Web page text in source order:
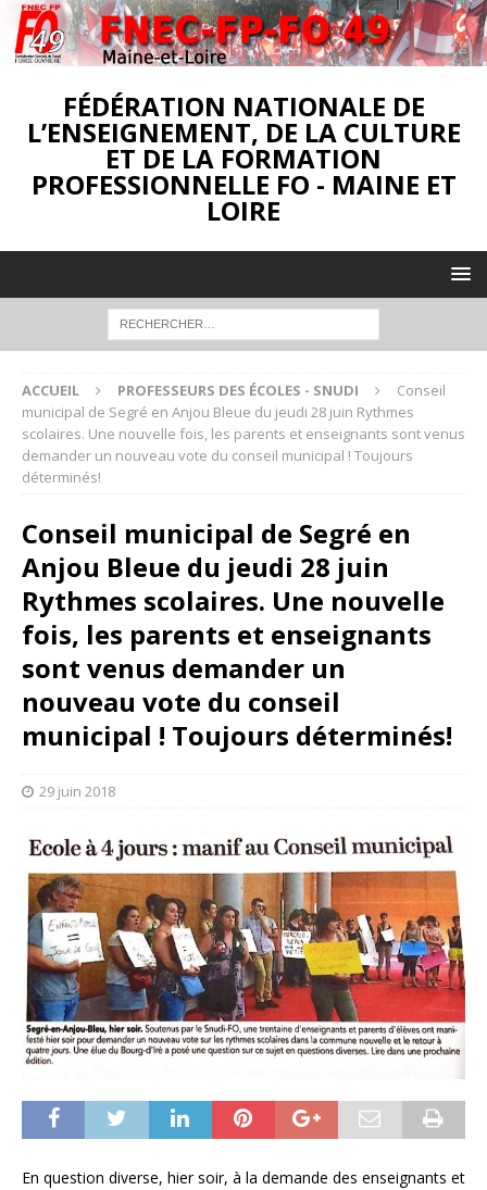
FÉDÉRATION NATIONALE DE
L’ENSEIGNEMENT, DE LA CULTURE
ET DE LA FORMATION
PROFESSIONNELLE FO - MAINE ET
LOIRE
ACCUEIL PROFESSEURS DES ÉCOLES - SNUDI
Conseil
municipal de Segré en Anjou Bleue du jeudi 28 juin Rythmes
scolaires. Une nouvelle fois, les parents et enseignants sont venus
demander un nouveau vote du conseil municipal ! Toujours
déterminés!
Conseil municipal de Segré en
Anjou Bleue du jeudi 28 juin
Rythmes scolaires. Une nouvelle
fois, les parents et enseignants
sont venus demander un
nouveau vote du conseil
municipal ! Toujours déterminés!
29 juin 2018
En question diverse, hier soir, à la demande des enseignants et